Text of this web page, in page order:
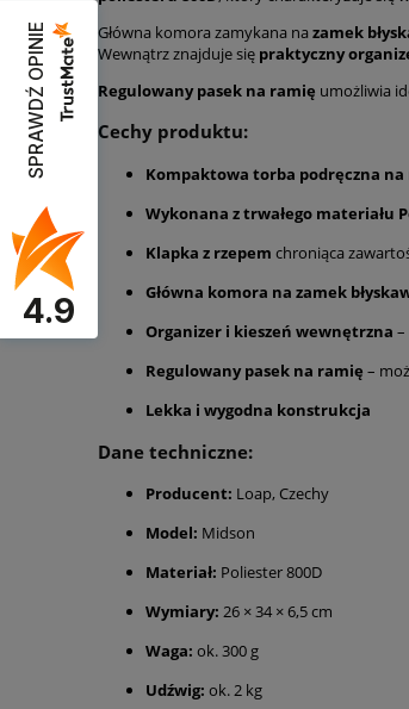
Główna komora zamykana na zamek
Wewnątrz znajduje się praktyczny
Regulowany pasek na ramię umożliwia
Cechy produktu:
Kompaktowa torba podręczna na
Wykonana z trwałego materiału
Klapka z rzepem chroniąca
Główna komora na zamek
Organizer i kieszeń wewnętrzna
Regulowany pasek na ramię –
Lekka i wygodna konstrukcja
Dane techniczne:
Producent: Loap, Czechy
Model: Midson
Materiał: Poliester 800D
Wymiary: 26 × 34 × 6,5 cm
Waga: ok. 300 g
Udźwig: ok. 2 kg
SPRAWDŹ OPINIE
4.9